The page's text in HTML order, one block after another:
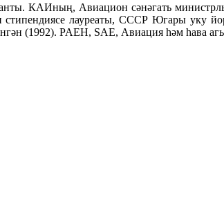
КАИның, Авиацион сәнәгать
стипендиясе лауреаты, СССР Югары
(1992). PAEH, SAE, Авиация һәм һава